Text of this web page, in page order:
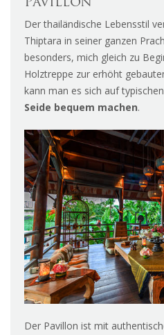
Der thailändische Lebensstil
Thiptara in seiner ganzen
besonders, mich gleich zu
Holztreppe zur erhöht
kann man es sich auf typischen
Seide bequem machen.
Der Pavillon ist mit